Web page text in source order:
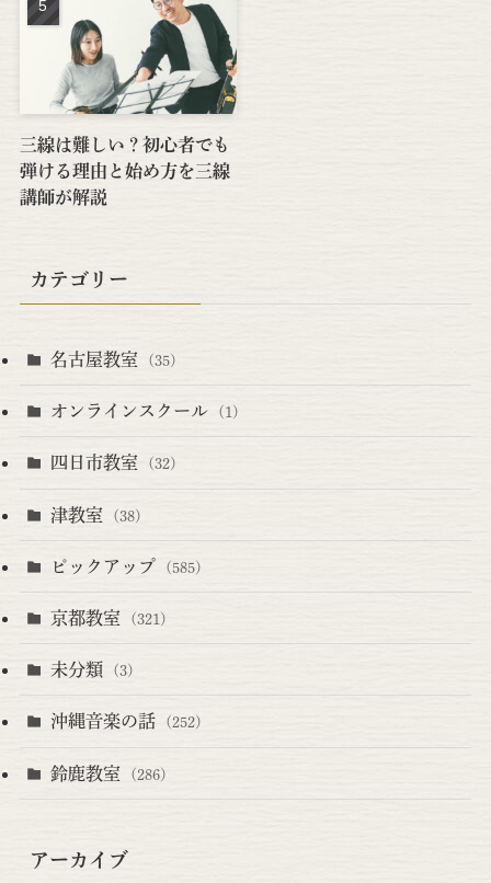
三線は難しい？初心者でも
弾ける理由と始め方を三線
講師が解説
カテゴリー
名古屋教室 (35)
オンラインスクール (1)
四日市教室 (32)
津教室 (38)
ピックアップ (585)
京都教室 (321)
未分類 (3)
沖縄音楽の話 (252)
鈴鹿教室 (286)
アーカイブ